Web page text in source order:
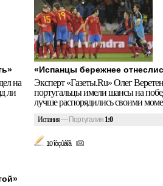
на
ли
«Испанцы бережнее
Эксперт «Газеты.Ru» Олег
португальцы имели шансы на
лучше распорядились своими
Испания— Португалия 1:0
10 îòçûâîâ